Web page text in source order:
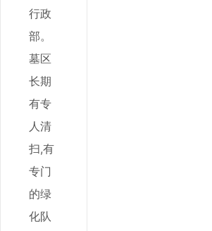
行政
部。
墓区
长期
有专
人清
扫,有
专门
的绿
化队